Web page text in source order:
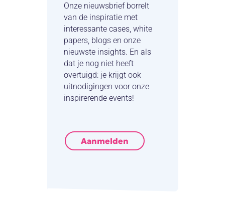
Onze nieuwsbrief borrelt
van de inspiratie met
interessante cases, white
papers, blogs en onze
nieuwste insights. En als
dat je nog niet heeft
overtuigd: je krijgt ook
uitnodigingen voor onze
inspirerende events!
Aanmelden